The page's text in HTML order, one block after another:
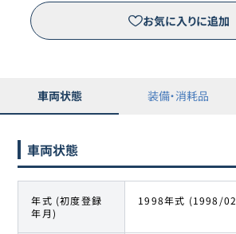
お気に入りに追加
車両状態 装備・消耗品
車両状態
年式 (初度登録
年月)
1998年式 (1998/